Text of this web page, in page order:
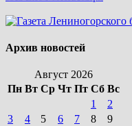
Архив новостей
Август 2026
Пн Вт Ср Чт Пт Сб Вс
1
2
3
4 5 6 7 8
9